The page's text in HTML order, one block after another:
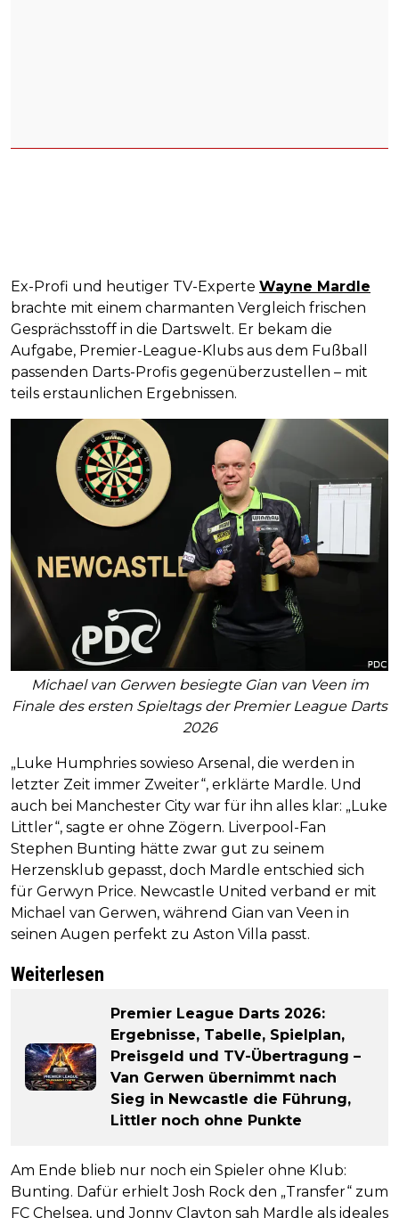
Ex-Profi und heutiger TV-Experte Wayne Mardle
brachte mit einem charmanten Vergleich frischen
Gesprächsstoff in die Dartswelt. Er bekam die
Aufgabe, Premier-League-Klubs aus dem Fußball
passenden Darts-Profis gegenüberzustellen – mit
teils erstaunlichen Ergebnissen.
Michael van Gerwen besiegte Gian van Veen im
Finale des ersten Spieltags der Premier League Darts
2026
„Luke Humphries sowieso Arsenal, die werden in
letzter Zeit immer Zweiter“, erklärte Mardle. Und
auch bei Manchester City war für ihn alles klar: „Luke
Littler“, sagte er ohne Zögern. Liverpool-Fan
Stephen Bunting hätte zwar gut zu seinem
Herzensklub gepasst, doch Mardle entschied sich
für Gerwyn Price. Newcastle United verband er mit
Michael van Gerwen, während Gian van Veen in
seinen Augen perfekt zu Aston Villa passt.
Weiterlesen
Premier League Darts 2026:
Ergebnisse, Tabelle, Spielplan,
Preisgeld und TV-Übertragung –
Van Gerwen übernimmt nach
Sieg in Newcastle die Führung,
Littler noch ohne Punkte
Am Ende blieb nur noch ein Spieler ohne Klub:
Bunting. Dafür erhielt Josh Rock den „Transfer“ zum
FC Chelsea, und Jonny Clayton sah Mardle als ideales